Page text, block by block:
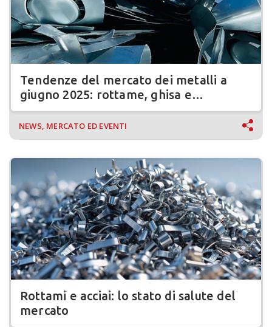
Tendenze del mercato dei metalli a
giugno 2025: rottame, ghisa e
ferroleghe
NEWS, MERCATO ED EVENTI
Rottami e acciai: lo stato di salute del
mercato